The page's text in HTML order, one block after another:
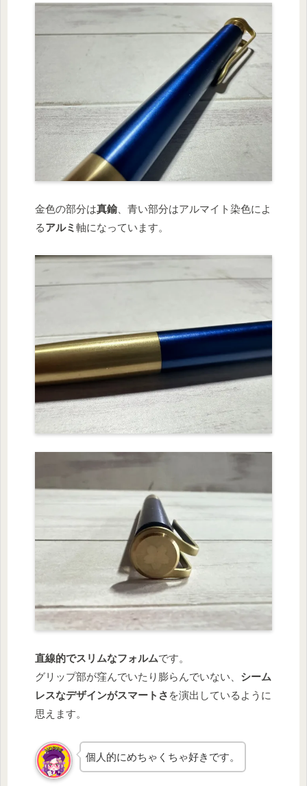
金色の部分は真鍮 、青い部分はアルマイト染色によ
るアルミ 軸になっています。
直線的でスリムなフォルムです。
グリップ部が窪んでいたり膨らんでいない、 シーム
レスなデザインがスマートさ を演出しているように
思えます。
個人的にめちゃくちゃ好きです。